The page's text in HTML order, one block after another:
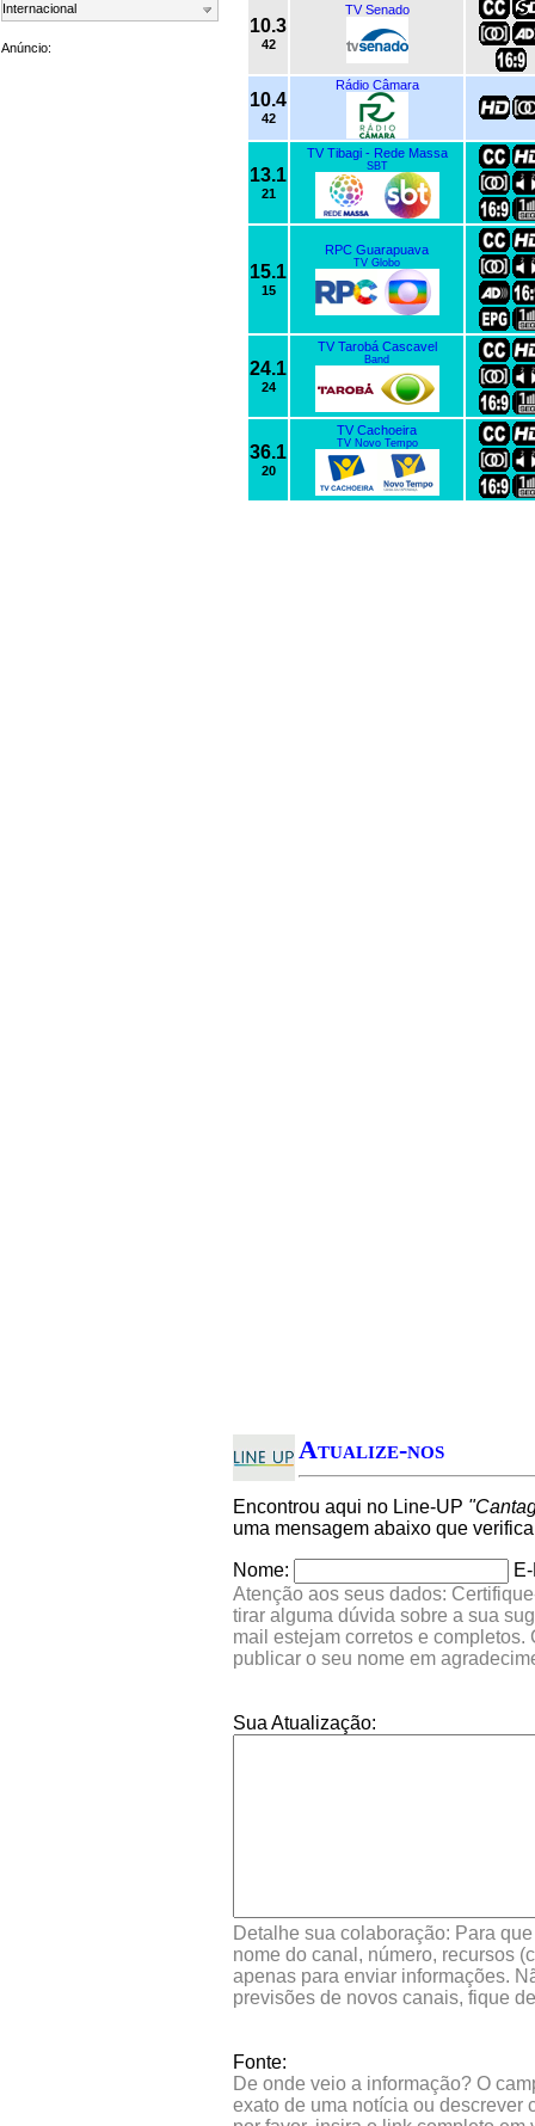
Internacional
Anúncio:
10.3
42
TV Senado
10.4
42
Rádio Câmara
13.1
21
TV Tibagi - Rede Massa
SBT
15.1
15
RPC Guarapuava
TV Globo
24.1
24
TV Tarobá Cascavel
Band
36.1
20
TV Cachoeira
TV Novo Tempo
Atualize-nos
Encontrou aqui no Line-UP
uma mensagem abaixo que
Nome:
Atenção aos seus dados:
tirar alguma dúvida sobre a sua
mail estejam corretos e
publicar o seu nome em
Sua Atualização:
Detalhe sua colaboração: Para
nome do canal, número, recursos
apenas para enviar informações.
previsões de novos canais, fique
Fonte:
De onde veio a informação? O
exato de uma notícia ou descrever